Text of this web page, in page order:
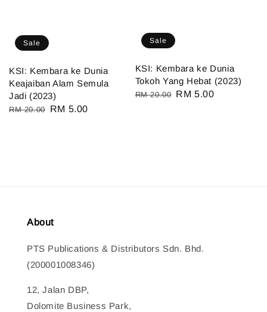
Sale
KSI: Kembara ke Dunia
Keajaiban Alam Semula
Jadi (2023)
Regular
RM 20.00
Sale
RM 5.00
Sale
KSI: Kembara ke Dunia
Tokoh Yang Hebat (2023)
Regular
RM 20.00 Sale
RM 5.00
About
PTS Publications & Distributors Sdn. Bhd.
(200001008346)
12, Jalan DBP,
Dolomite Business Park,